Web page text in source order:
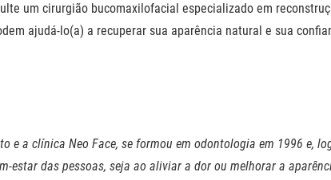
um cirurgião bucomaxilofacial especializado em
ajudá-lo(a) a recuperar sua aparência natural e sua
e a clínica Neo Face, se formou em odontologia em 1996 e,
estar das pessoas, seja ao aliviar a dor ou melhorar a